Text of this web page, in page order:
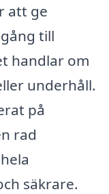
att ge
till
handlar om
underhåll.
på
rad
säkrare.